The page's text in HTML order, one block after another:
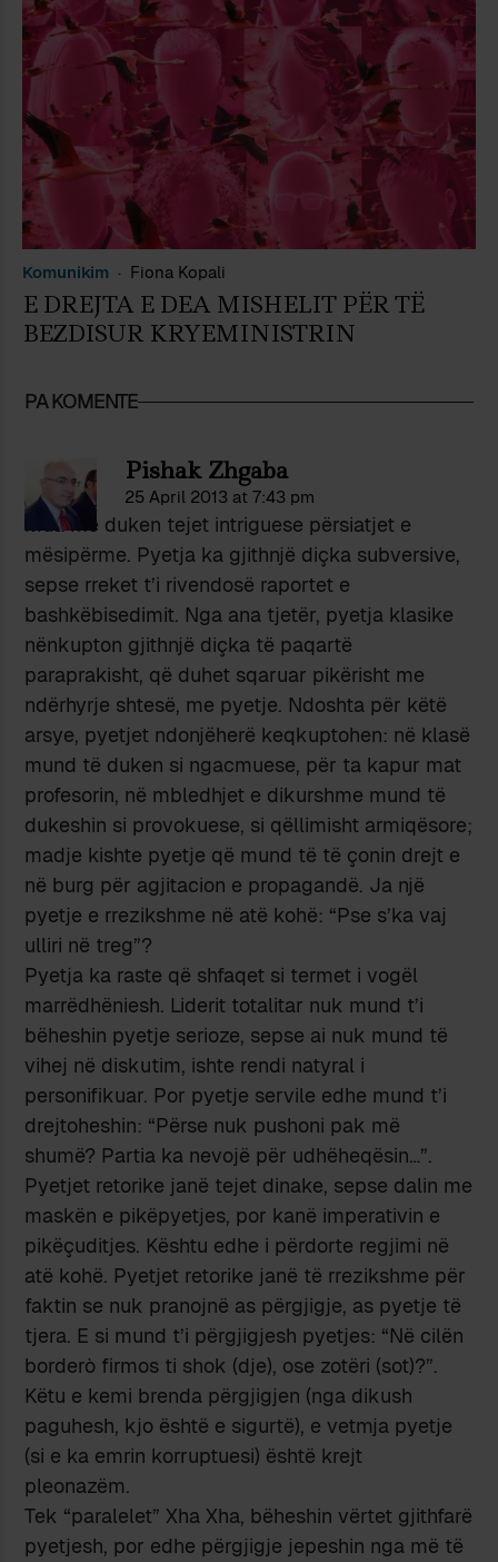
Komunikim Fiona Kopali
E DREJTA E DEA MISHELIT PËR TË
BEZDISUR KRYEMINISTRIN
PA KOMENTE
Pishak Zhgaba
25 April 2013 at 7:43 pm
Mua më duken tejet intriguese përsiatjet e
mësipërme. Pyetja ka gjithnjë diçka subversive,
sepse rreket t’i rivendosë raportet e
bashkëbisedimit. Nga ana tjetër, pyetja klasike
nënkupton gjithnjë diçka të paqartë
paraprakisht, që duhet sqaruar pikërisht me
ndërhyrje shtesë, me pyetje. Ndoshta për këtë
arsye, pyetjet ndonjëherë keqkuptohen: në klasë
mund të duken si ngacmuese, për ta kapur mat
profesorin, në mbledhjet e dikurshme mund të
dukeshin si provokuese, si qëllimisht armiqësore;
madje kishte pyetje që mund të të çonin drejt e
në burg për agjitacion e propagandë. Ja një
pyetje e rrezikshme në atë kohë: “Pse s’ka vaj
ulliri në treg”?
Pyetja ka raste që shfaqet si termet i vogël
marrëdhëniesh. Liderit totalitar nuk mund t’i
bëheshin pyetje serioze, sepse ai nuk mund të
vihej në diskutim, ishte rendi natyral i
personifikuar. Por pyetje servile edhe mund t’i
drejtoheshin: “Përse nuk pushoni pak më
shumë? Partia ka nevojë për udhëheqësin…”.
Pyetjet retorike janë tejet dinake, sepse dalin me
maskën e pikëpyetjes, por kanë imperativin e
pikëçuditjes. Kështu edhe i përdorte regjimi në
atë kohë. Pyetjet retorike janë të rrezikshme për
faktin se nuk pranojnë as përgjigje, as pyetje të
tjera. E si mund t’i përgjigjesh pyetjes: “Në cilën
borderò firmos ti shok (dje), ose zotëri (sot)?”.
Këtu e kemi brenda përgjigjen (nga dikush
paguhesh, kjo është e sigurtë), e vetmja pyetje
(si e ka emrin korruptuesi) është krejt
pleonazëm.
Tek “paralelet” Xha Xha, bëheshin vërtet gjithfarë
pyetjesh, por edhe përgjigje jepeshin nga më të